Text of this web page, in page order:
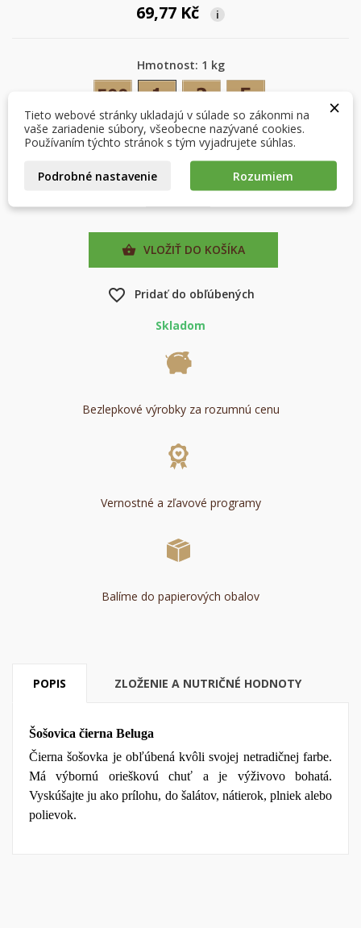
69,77 Kč i
Hmotnost: 1 kg
500 g
1 kg 2 kg
Množstvo
 VLOŽIŤ DO KOŠÍKA
favorite_border Pridať do obľúbených
Skladom
Bezlepkové výrobky za rozumnú cenu
Vernostné a zľavové programy
Balíme do papierových obalov
POPIS ZLOŽENIE A NUTRIČNÉ HODNOTY
Šošovica čierna Beluga
Čierna šošovka je obľúbená kvôli svojej netradičnej farbe.
Má výbornú orieškovú chuť a je výživovo bohatá.
Vyskúšajte ju ako prílohu, do šalátov, nátierok, plniek alebo
polievok.
Môj zoznam prianí
add_circle_outline Vytvoriť nový zoznam
Vytvoriť zoznam želaní
Názov zoznamu želaní
Vytvoriť zoznam želaní
Musíte byť prihlásený, aby ste si mohli výrobky uložiť do
svojho zoznamu želaní.
Prihlásiť sa
×
Tieto webové stránky ukladajú v súlade so zákonmi na
vaše zariadenie súbory, všeobecne nazývané cookies.
Používaním týchto stránok s tým vyjadrujete súhlas.
Podrobné nastavenie Rozumiem